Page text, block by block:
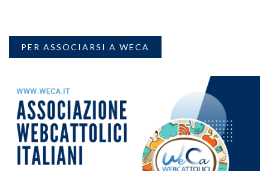
PER ASSOCIARSI A WECA